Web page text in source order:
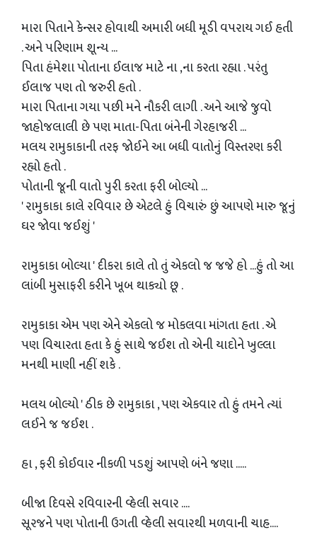
મારા પિતાને કેન્સર હોવાથી અમારી બધી મૂડી વપરાય ગઈ હતી
. અને પરિણામ શૂન્ય ...
પિતા હંમેશા પોતાના ઈલાજ માટે ના ,ના કરતા રહ્યા . પરંતુ
ઈલાજ પણ તો જરુરી હતો .
મારા પિતાના ગયા પછી મને નૌકરી લાગી . અને આજે જુવો
જાહોજલાલી છે પણ માતા-પિતા બંનેની ગેરહાજરી ...
મલય રામુકાકાની તરફ જોઈને આ બધી વાતોનું વિસ્તરણ કરી
રહ્યો હતો .
પોતાની જૂની વાતો પુરી કરતા ફરી બોલ્યો ...
' રામુકાકા કાલે રવિવાર છે એટલે હું વિચારું છું આપણે મારુ જૂનું
ઘર જોવા જઈશું '
રામુકાકા બોલ્યા ' દીકરા કાલે તો તું એકલો જ જજે હો ...હું તો આ
લાંબી મુસાફરી કરીને ખૂબ થાક્યો છૂ .
રામુકાકા એમ પણ એને એકલો જ મોકલવા માંગતા હતા . એ
પણ વિચારતા હતા કે હું સાથે જઈશ તો એની યાદોને ખુલ્લા
મનથી માણી નહીં શકે .
મલય બોલ્યો ' ઠીક છે રામુકાકા , પણ એકવાર તો હું તમને ત્યાં
લઈને જ જઈશ .
હા , ફરી કોઈવાર નીકળી પડશું આપણે બંને જણા .....
બીજા દિવસે રવિવારની વ્હેલી સવાર ....
સૂરજને પણ પોતાની ઉગતી વ્હેલી સવારથી મળવાની ચાહ....